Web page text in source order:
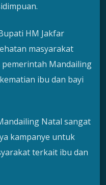
HM Jakfar
masyarakat
Mandailing
ibu dan bayi
Natal sangat
kampanye untuk
terkait ibu dan